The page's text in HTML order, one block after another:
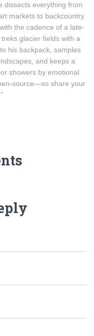
dissects everything from
markets to backcountry
the cadence of a late-
glacier fields with a
his backpack, samples
and keeps a
showers by emotional
source—so share your